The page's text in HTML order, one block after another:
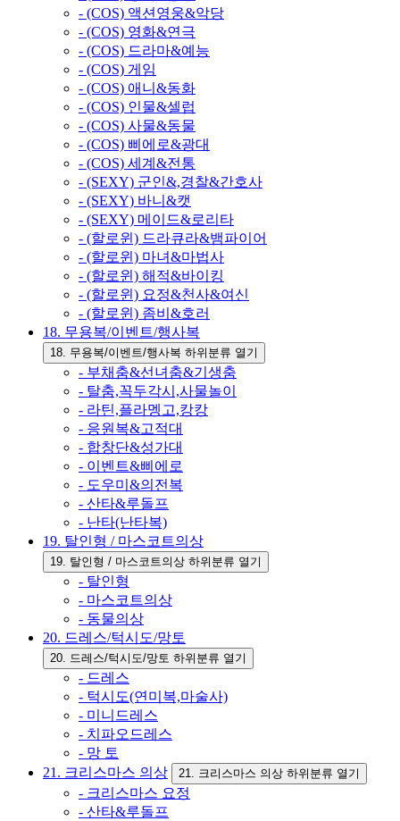
- (COS) 액션영웅&악당
- (COS) 영화&연극
- (COS) 드라마&예능
- (COS) 게임
- (COS) 애니&동화
- (COS) 인물&셀럽
- (COS) 사물&동물
- (COS) 삐에로&광대
- (COS) 세계&전통
- (SEXY) 군인&,경찰&간호사
- (SEXY) 바니&캣
- (SEXY) 메이드&로리타
- (할로윈) 드라큐라&뱀파이어
- (할로윈) 마녀&마법사
- (할로윈) 해적&바이킹
- (할로윈) 요정&천사&여신
- (할로윈) 좀비&호러
18. 무용복/이벤트/행사복
18. 무용복/이벤트/행사복 하위분류 열기
- 부채춤&선녀춤&기생춤
- 탈춤,꼭두각시,사물놀이
- 라틴,플라멩고,캉캉
- 응원복&고적대
- 합창단&성가대
- 이벤트&삐에로
- 도우미&의전복
- 산타&루돌프
- 난타(난타복)
19. 탈인형 / 마스코트의상
19. 탈인형 / 마스코트의상 하위분류 열기
- 탈인형
- 마스코트의상
- 동물의상
20. 드레스/턱시도/망토
20. 드레스/턱시도/망토 하위분류 열기
- 드레스
- 턱시도(연미복,마술사)
- 미니드레스
- 치파오드레스
- 망 토
21. 크리스마스 의상
21. 크리스마스 의상 하위분류 열기
- 크리스마스 요정
- 산타&루돌프